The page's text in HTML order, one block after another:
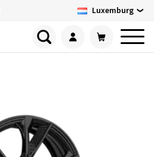
Luxemburg